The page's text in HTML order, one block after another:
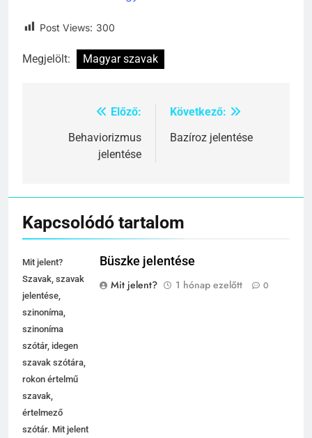
Post Views: 300
Megjelölt: Magyar szavak
Bejegyzés
navigáció
Előző:
Behaviorizmus
jelentése
Következő:
Bazíroz jelentése
Kapcsolódó tartalom
Mit jelent?
Szavak, szavak
jelentése,
szinoníma,
szinoníma
szótár, idegen
szavak szótára,
rokon értelmű
szavak,
értelmező
szótár. Mit jelent
Büszke jelentése
Mit jelent?
1 hónap ezelőtt 0